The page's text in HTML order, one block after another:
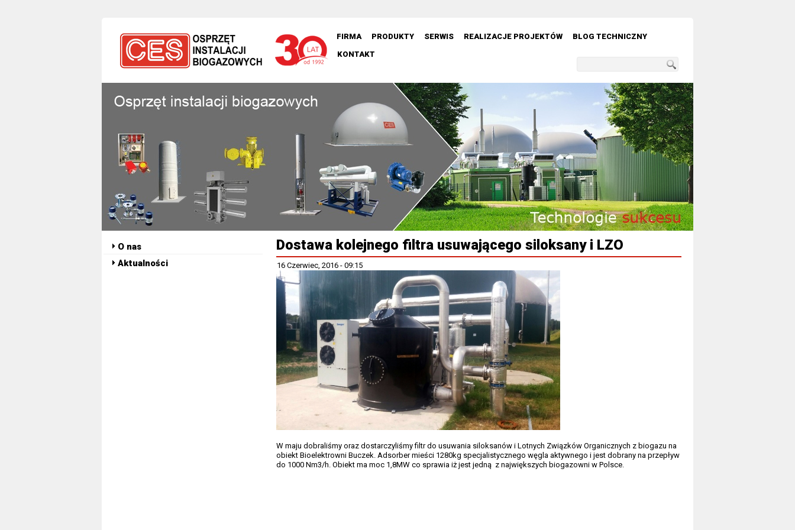
FIRMA PRODUKTY SERWIS REALIZACJE PROJEKTÓW
BLOG TECHNICZNY
KONTAKT
O nas
Aktualności
Dostawa kolejnego filtra usuwającego siloksany i LZO
16 Czerwiec, 2016 - 09:15
W maju dobraliśmy oraz dostarczyliśmy filtr do usuwania siloksanów i Lotnych Związków Organicznych z biogazu na
obiekt Bioelektrowni Buczek. Adsorber mieści 1280kg specjalistycznego węgla aktywnego i jest dobrany na przepływ
do 1000 Nm3/h. Obiekt ma moc 1,8MW co sprawia iż jest jedną z największych biogazowni w Polsce.